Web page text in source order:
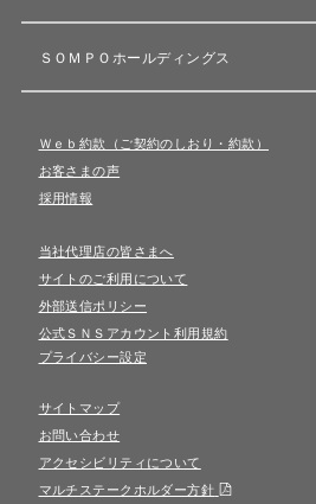
ＳＯＭＰＯホールディングス
Ｗｅｂ約款（ご契約のしおり・約款）
お客さまの声
採用情報
当社代理店の皆さまへ
サイトのご利用について
外部送信ポリシー
公式ＳＮＳアカウント利用規約
プライバシー設定
サイトマップ
お問い合わせ
アクセシビリティについて
マルチステークホルダー方針